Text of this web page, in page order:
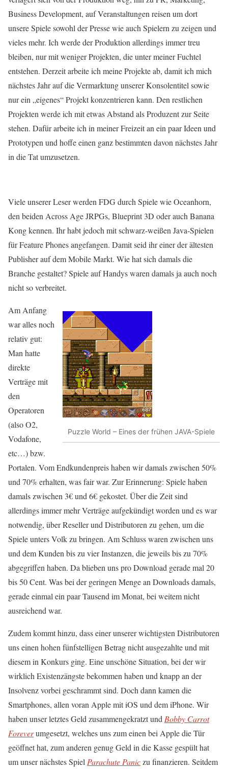
Business Development, auf Veranstaltungen reisen um dort
unsere Spiele sowohl der Presse wie auch Spielern zu zeigen und
vieles mehr. Ich werde der Produktion allerdings immer treu
bleiben, nur mit weniger Projekten, die unter meiner Fuchtel
entstehen. Derzeit arbeite ich meine Projekte ab, damit ich mich
nächstes Jahr auf die Vermarktung unserer Konsolentitel sowie
nur ein „eigenes“ Projekt konzentrieren kann. Den restlichen
Projekten werde ich mit etwas Abstand als Produzent zur Seite
stehen. Dafür arbeite ich in meiner Freizeit an ein paar Ideen und
Prototypen und hoffe einen ganz bestimmten davon nächstes Jahr
in die Tat umzusetzen.
Viele unserer Leser werden FDG durch Spiele wie Oceanhorn,
den beiden Across Age JRPGs, Blueprint 3D oder auch Banana
Kong kennen. Ihr habt jedoch mit schwarz-weißen Java-Spielen
für Feature Phones angefangen. Damit seid ihr einer der ältesten
Publisher auf dem Mobile Markt. Wie hat sich damals die
Branche gestaltet? Spiele auf Handys waren damals ja auch noch
nicht so verbreitet.
Puzzle World – Eines der frühen JAVA-Spiele
Am Anfang
war alles noch
relativ gut:
Man hatte
direkte
Verträge mit
den
Operatoren
(also O2,
Vodafone,
etc…) bzw.
Portalen. Vom Endkundenpreis haben wir damals zwischen 50%
und 70% erhalten, was fair war. Zur Erinnerung: Spiele haben
damals zwischen 3€ und 6€ gekostet. Über die Zeit sind
allerdings immer mehr Verträge aufgekündigt worden und es war
notwendig, über Reseller und Distributoren zu gehen, um die
Spiele unters Volk zu bringen. Am Schluss waren zwischen uns
und dem Kunden bis zu vier Instanzen, die jeweils bis zu 70%
abgegriffen haben. Da blieben uns pro Download gerade mal 20
bis 50 Cent. Was bei der geringen Menge an Downloads damals,
gerade einmal ein paar Tausend im Monat, bei weitem nicht
ausreichend war.
Zudem kommt hinzu, dass einer unserer wichtigsten Distributoren
uns einen hohen fünfstelligen Betrag nicht ausgezahlte und mit
diesem in Konkurs ging. Eine unschöne Situation, bei der wir
wirklich Existenzängste bekommen haben und knapp an der
Insolvenz vorbei geschrammt sind. Doch dann kamen die
Smartphones, allen voran Apple mit iOS und dem iPhone. Wir
haben unser letztes Geld zusammengekratzt und Bobby Carrot
Foreverumgesetzt, welches uns zum einen bei Apple die Tür
geöffnet hat, zum anderen genug Geld in die Kasse gespült hat
um unser nächstes Spiel Parachute Paniczu finanzieren. Seitdem